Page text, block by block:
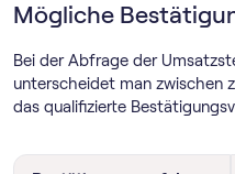
Mögliche
Bei der Abfrage der
unterscheidet man zwischen
das qualifizierte